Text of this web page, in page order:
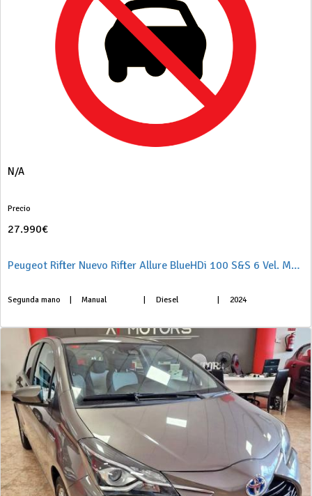
N/A
Precio
27.990€
Peugeot Rifter Nuevo Rifter Allure BlueHDi 100 S&S 6 Vel. MAN Standard
Segunda mano Manual Diesel 2024